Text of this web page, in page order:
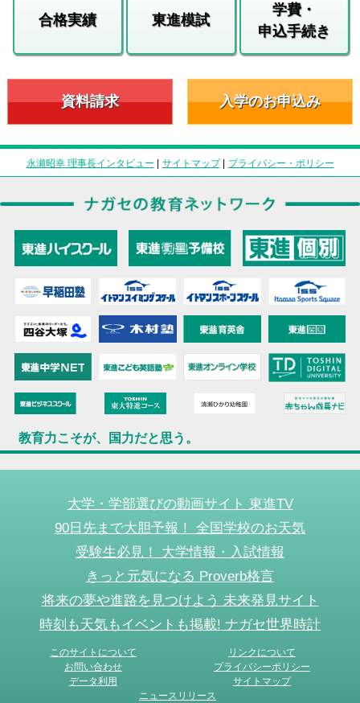
合格実績 東進模試
学費・
申込手続き
資料請求 入学のお申込み
永瀬昭幸 理事長インタビュー | サイトマップ| プライバシー・ポリシー
教育力こそが、国力だと思う。
大学・学部選びの動画サイト 東進TV
90日先まで大胆予報！ 全国学校のお天気
受験生必見！ 大学情報・入試情報
きっと元気になる Proverb格言
将来の夢や進路を見つけよう 未来発見サイト
時刻も天気もイベントも掲載! ナガセ世界時計
このサイトについて
リンクについて
お問い合わせ
プライバシーポリシー
データ利用
サイトマップ
ニュースリリース